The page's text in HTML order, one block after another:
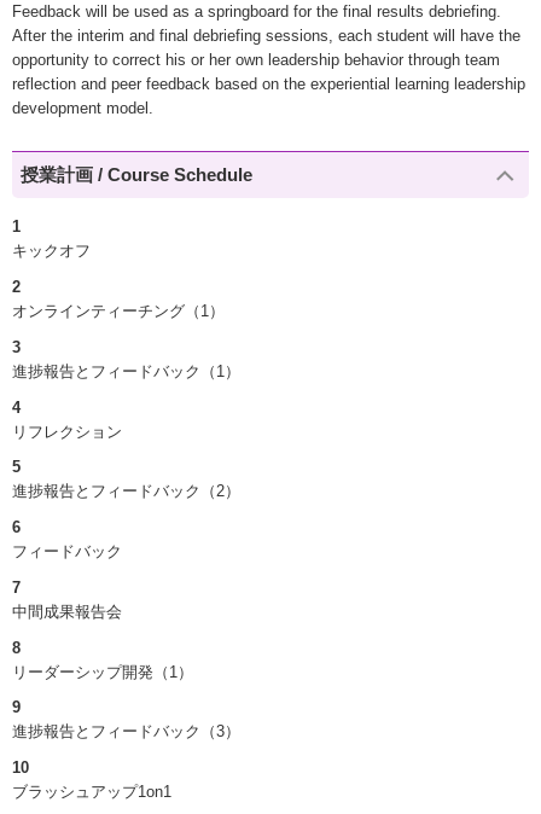
Feedback will be used as a springboard for the final results debriefing.
After the interim and final debriefing sessions, each student will have the
opportunity to correct his or her own leadership behavior through team
reflection and peer feedback based on the experiential learning leadership
development model.
授業計画 / Course Schedule
1
キックオフ
2
オンラインティーチング（1）
3
進捗報告とフィードバック（1）
4
リフレクション
5
進捗報告とフィードバック（2）
6
フィードバック
7
中間成果報告会
8
リーダーシップ開発（1）
9
進捗報告とフィードバック（3）
10
ブラッシュアップ1on1